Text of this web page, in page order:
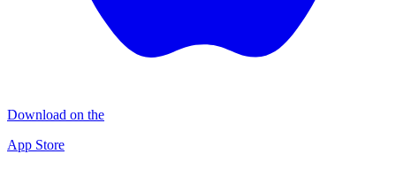
Download on the
App Store